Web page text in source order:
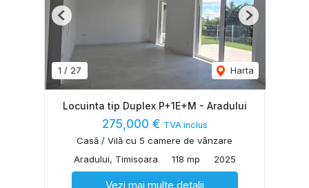
1 / 27 Harta
Previous Next
Locuinta tip Duplex P+1E+M - Aradului
275,000 € TVA inclus
Casă / Vilă cu 5 camere de vânzare
Aradului, Timisoara
118 mp 2025
Vezi mai multe detalii